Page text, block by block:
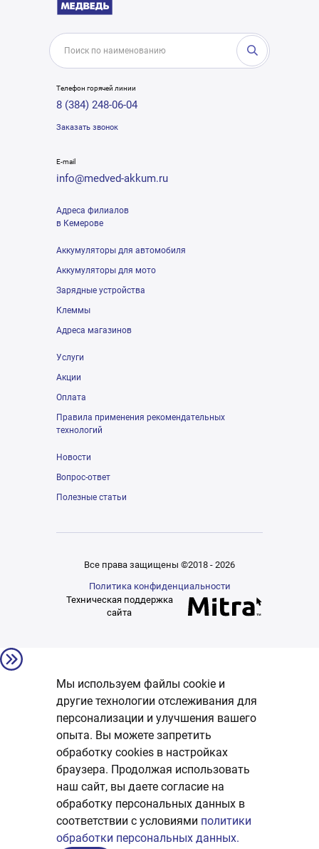
Телефон горячей линии
8 (384) 248-06-04
Заказать звонок
E-mail
info@medved-akkum.ru
Адреса филиалов
в Кемерове
Аккумуляторы для автомобиля
Аккумуляторы для мото
Зарядные устройства
Клеммы
Адреса магазинов
Услуги
Акции
Оплата
Правила применения рекомендательных
технологий
Новости
Вопрос-ответ
Полезные статьи
Все права защищены ©2018 - 2026
Политика конфиденциальности
Техническая поддержка
сайта
Мы используем файлы cookie и
другие технологии отслеживания для
персонализации и улучшения вашего
опыта. Вы можете запретить
обработку сookies в настройках
браузера. Продолжая использовать
наш сайт, вы даете согласие на
обработку персональных данных в
соответствии с условиями политики
обработки персональных данных.